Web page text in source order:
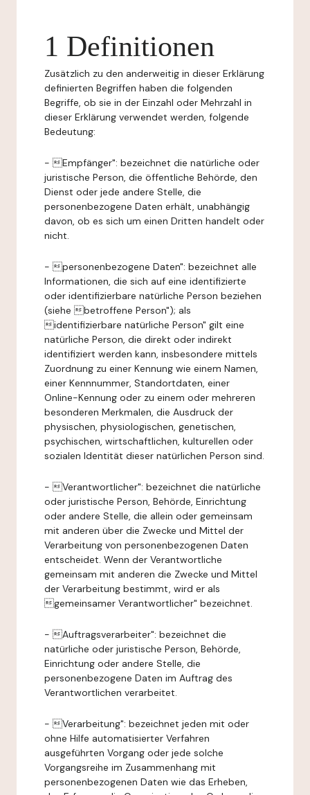
1 Definitionen
Zusätzlich zu den anderweitig in dieser Erklärung
definierten Begriffen haben die folgenden
Begriffe, ob sie in der Einzahl oder Mehrzahl in
dieser Erklärung verwendet werden, folgende
Bedeutung:
- Empfänger": bezeichnet die natürliche oder
juristische Person, die öffentliche Behörde, den
Dienst oder jede andere Stelle, die
personenbezogene Daten erhält, unabhängig
davon, ob es sich um einen Dritten handelt oder
nicht.
- personenbezogene Daten": bezeichnet alle
Informationen, die sich auf eine identifizierte
oder identifizierbare natürliche Person beziehen
(siehe betroffene Person"); als
identifizierbare natürliche Person" gilt eine
natürliche Person, die direkt oder indirekt
identifiziert werden kann, insbesondere mittels
Zuordnung zu einer Kennung wie einem Namen,
einer Kennnummer, Standortdaten, einer
Online-Kennung oder zu einem oder mehreren
besonderen Merkmalen, die Ausdruck der
physischen, physiologischen, genetischen,
psychischen, wirtschaftlichen, kulturellen oder
sozialen Identität dieser natürlichen Person sind.
- Verantwortlicher": bezeichnet die natürliche
oder juristische Person, Behörde, Einrichtung
oder andere Stelle, die allein oder gemeinsam
mit anderen über die Zwecke und Mittel der
Verarbeitung von personenbezogenen Daten
entscheidet. Wenn der Verantwortliche
gemeinsam mit anderen die Zwecke und Mittel
der Verarbeitung bestimmt, wird er als
gemeinsamer Verantwortlicher" bezeichnet.
- Auftragsverarbeiter": bezeichnet die
natürliche oder juristische Person, Behörde,
Einrichtung oder andere Stelle, die
personenbezogene Daten im Auftrag des
Verantwortlichen verarbeitet.
- Verarbeitung": bezeichnet jeden mit oder
ohne Hilfe automatisierter Verfahren
ausgeführten Vorgang oder jede solche
Vorgangsreihe im Zusammenhang mit
personenbezogenen Daten wie das Erheben,